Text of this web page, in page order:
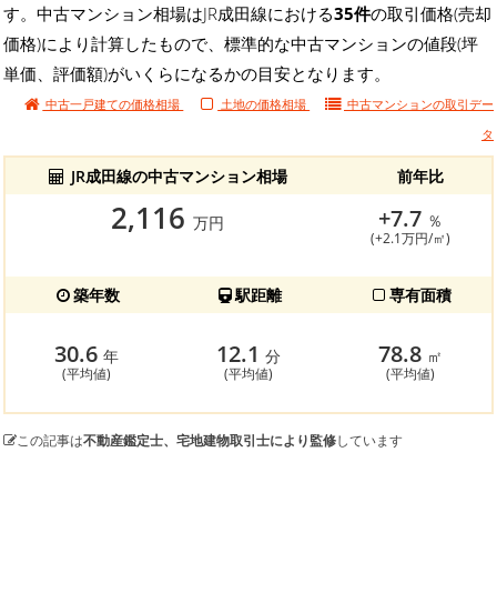
す。中古マンション相場はJR成田線における35件の取引価格(売却
価格)により計算したもので、標準的な中古マンションの値段(坪
単価、評価額)がいくらになるかの目安となります。
中古一戸建ての価格相場 土地の価格相場 中古マンションの取引デー
タ
JR成田線の中古マンション相場 前年比
2,116 万円 +7.7 ％
(+2.1万円/㎡)
築年数 駅距離 専有面積
30.6 年
(平均値)
12.1 分
(平均値)
78.8 ㎡
(平均値)
この記事は不動産鑑定士、宅地建物取引士により監修しています